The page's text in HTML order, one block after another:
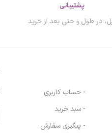
پشتیبانی
در طول و حتی بعد از خرید
- حساب کاربری
- سبد خرید
- پیگیری سفارش